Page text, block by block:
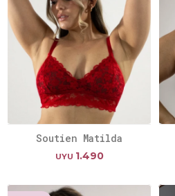
Soutien Matilda
UYU 1.490